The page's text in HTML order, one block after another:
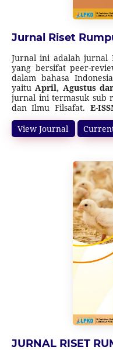
Jurnal Riset
Jurnal ini adalah jurnal
yang bersifat peer-
dalam bahasa
yaituApril, Agustus
jurnal ini termasuk sub
dan Ilmu Filsafat. E-
2828-6944(Cetak).
Jurnal ini terakreditasi
Jenderal Pendidikan
dimulai dari Volume 1
6 Nomor 1 Tahun 2027.
View Journal
JURNAL RISET